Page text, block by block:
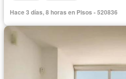
Hace 3 días, 8 horas en Pisos - 520836